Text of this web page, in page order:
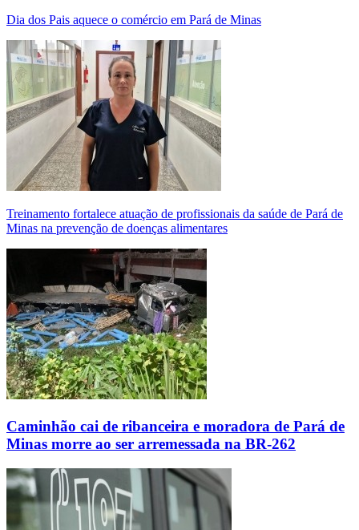
Dia dos Pais aquece o comércio em Pará de Minas
Treinamento fortalece atuação de profissionais da saúde de Pará de
Minas na prevenção de doenças alimentares
Caminhão cai de ribanceira e moradora de Pará de
Minas morre ao ser arremessada na BR-262